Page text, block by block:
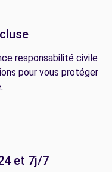
responsabilité civile
pour vous protéger
et 7j/7